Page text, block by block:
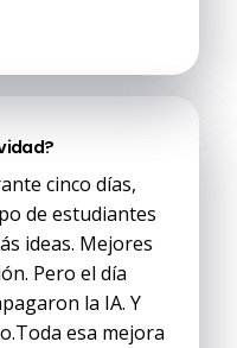
cinco días,
de estudiantes
ideas. Mejores
Pero el día
la IA. Y
esa mejora